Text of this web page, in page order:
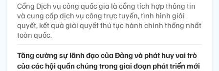
Cổng Dịch vụ công quốc gia là cổng tích hợp thông tin
và cung cấp dịch vụ công trực tuyến, tình hình giải
quyết, kết quả giải quyết thủ tục hành chính thống nhất
toàn quốc.
Tăng cường sự lãnh đạo của Đảng và phát huy vai trò
của các hội quần chúng trong giai đoạn phát triển mới